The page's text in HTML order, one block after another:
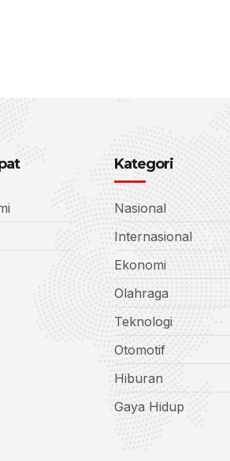
Kategori
Nasional
Internasional
Ekonomi
Olahraga
Teknologi
Otomotif
Hiburan
Gaya Hidup